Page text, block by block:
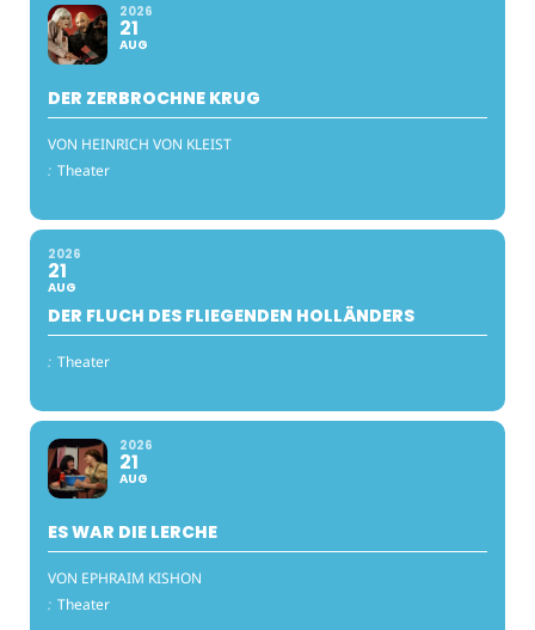
2026
21
AUG
DER ZERBROCHNE KRUG
VON HEINRICH VON KLEIST
: Theater
2026
21
AUG
DER FLUCH DES FLIEGENDEN HOLLÄNDERS
: Theater
2026
21
AUG
ES WAR DIE LERCHE
VON EPHRAIM KISHON
: Theater